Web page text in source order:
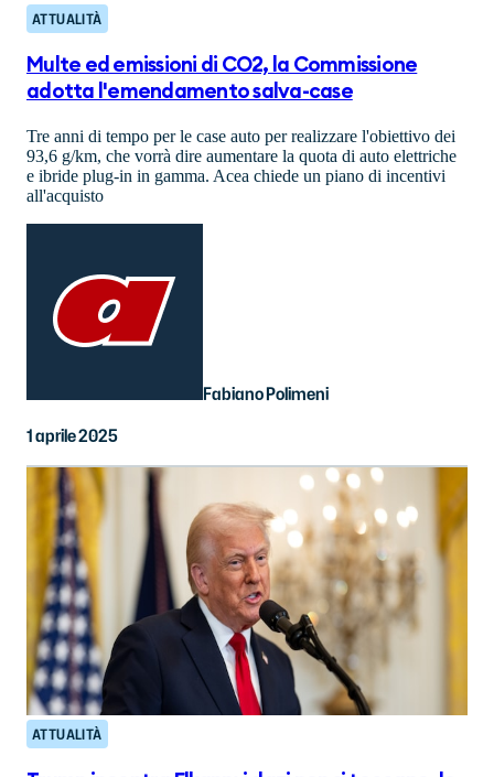
ATTUALITÀ
Multe ed emissioni di CO2, la Commissione
adotta l'emendamento salva-case
Tre anni di tempo per le case auto per realizzare l'obiettivo dei
93,6 g/km, che vorrà dire aumentare la quota di auto elettriche
e ibride plug-in in gamma. Acea chiede un piano di incentivi
all'acquisto
Fabiano Polimeni
1 aprile 2025
ATTUALITÀ